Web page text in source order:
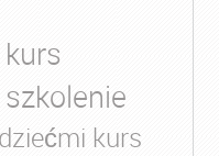
kurs